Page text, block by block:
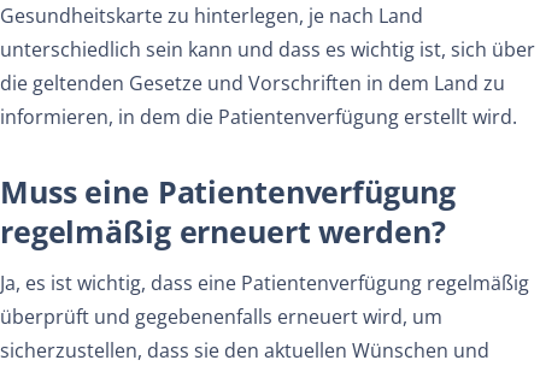
Gesundheitskarte zu hinterlegen, je nach Land
unterschiedlich sein kann und dass es wichtig ist, sich über
die geltenden Gesetze und Vorschriften in dem Land zu
informieren, in dem die Patientenverfügung erstellt wird.
Muss eine Patientenverfügung
regelmäßig erneuert werden?
Ja, es ist wichtig, dass eine Patientenverfügung regelmäßig
überprüft und gegebenenfalls erneuert wird, um
sicherzustellen, dass sie den aktuellen Wünschen und